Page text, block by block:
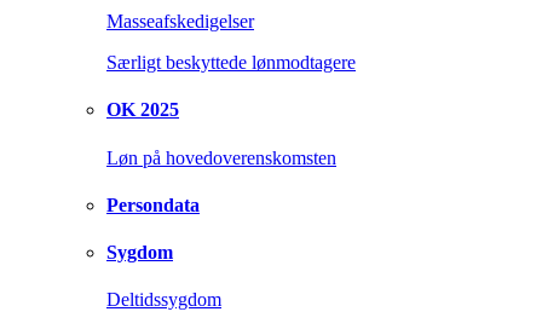
Masseafskedigelser
Særligt beskyttede lønmodtagere
OK 2025
Løn på hovedoverenskomsten
Persondata
Sygdom
Deltidssygdom